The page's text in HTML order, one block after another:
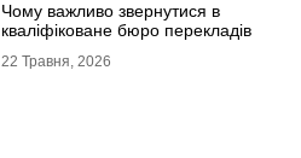
Чому важливо звернутися в
кваліфіковане бюро перекладів
22 Травня, 2026